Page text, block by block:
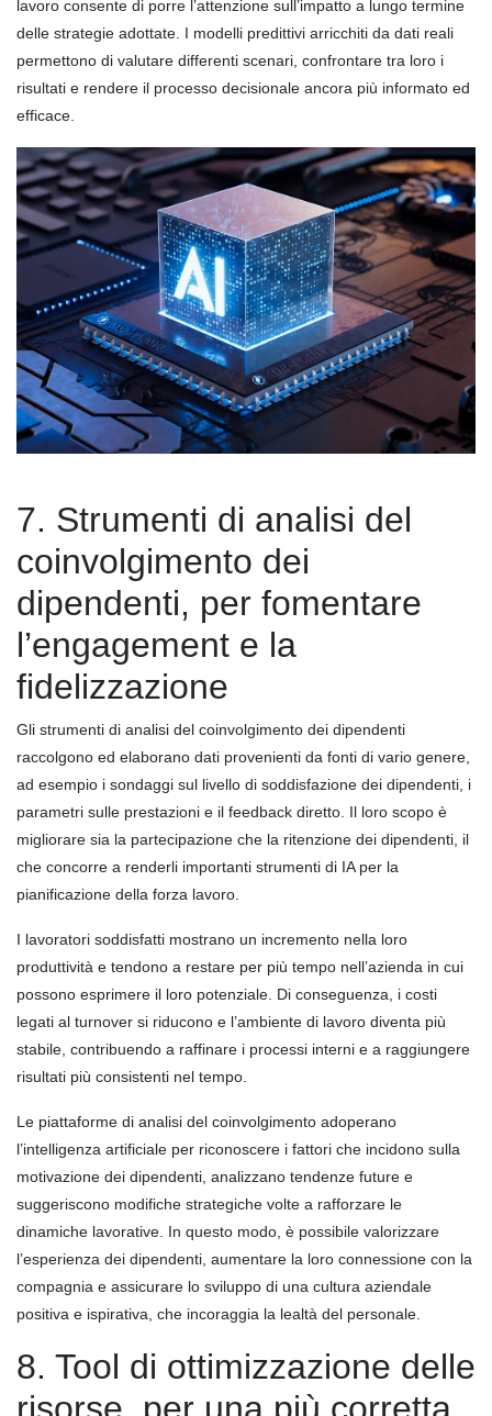
lavoro consente di porre l’attenzione sull’impatto a lungo termine
delle strategie adottate. I modelli predittivi arricchiti da dati reali
permettono di valutare differenti scenari, confrontare tra loro i
risultati e rendere il processo decisionale ancora più informato ed
efficace.
7. Strumenti di analisi del
coinvolgimento dei
dipendenti, per fomentare
l’engagement e la
fidelizzazione
Gli strumenti di analisi del coinvolgimento dei dipendenti
raccolgono ed elaborano dati provenienti da fonti di vario genere,
ad esempio i sondaggi sul livello di soddisfazione dei dipendenti, i
parametri sulle prestazioni e il feedback diretto. Il loro scopo è
migliorare sia la partecipazione che la ritenzione dei dipendenti, il
che concorre a renderli importanti strumenti di IA per la
pianificazione della forza lavoro.
I lavoratori soddisfatti mostrano un incremento nella loro
produttività e tendono a restare per più tempo nell’azienda in cui
possono esprimere il loro potenziale. Di conseguenza, i costi
legati al turnover si riducono e l’ambiente di lavoro diventa più
stabile, contribuendo a raffinare i processi interni e a raggiungere
risultati più consistenti nel tempo.
Le piattaforme di analisi del coinvolgimento adoperano
l’intelligenza artificiale per riconoscere i fattori che incidono sulla
motivazione dei dipendenti, analizzano tendenze future e
suggeriscono modifiche strategiche volte a rafforzare le
dinamiche lavorative. In questo modo, è possibile valorizzare
l’esperienza dei dipendenti, aumentare la loro connessione con la
compagnia e assicurare lo sviluppo di una cultura aziendale
positiva e ispirativa, che incoraggia la lealtà del personale.
8. Tool di ottimizzazione delle